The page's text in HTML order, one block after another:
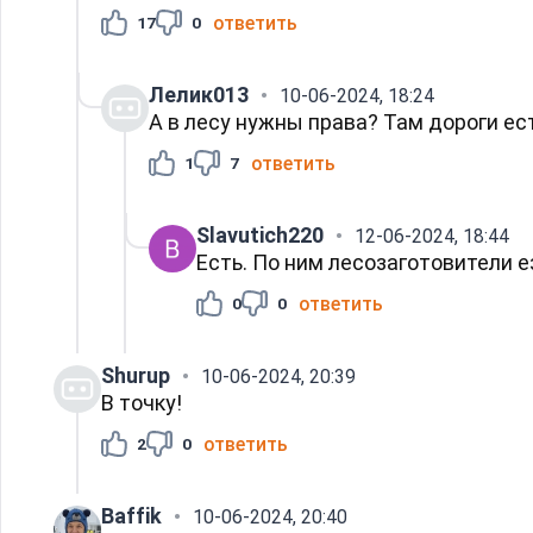
17 0 ответить
Лелик013 10-06-2024, 18:24
А в лесу нужны права? Там дороги
1 7 ответить
Slavutich220 12-06-2024, 18:44
Есть. По ним лесозаготовители
0 0 ответить
Shurup 10-06-2024, 20:39
В точку!
2 0 ответить
Baffik 10-06-2024, 20:40